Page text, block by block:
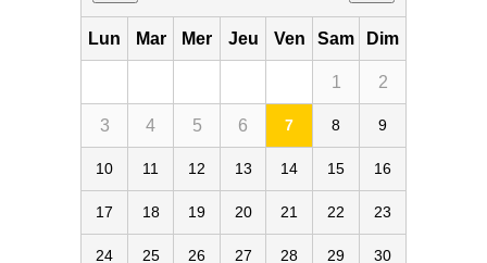
Lun Mar Mer Jeu Ven Sam Dim
1 2
3 4 5 6 7 8 9
10 11 12 13 14 15 16
17 18 19 20 21 22 23
24 25 26 27 28 29 30